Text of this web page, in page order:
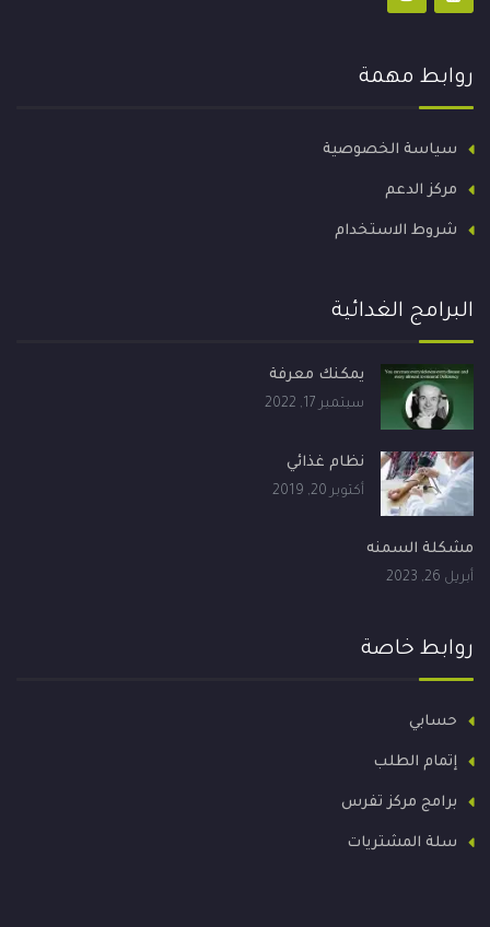
روابط مهمة
سياسة الخصوصية
مركز الدعم
شروط الاستخدام
البرامج الغدائية
يمكنك معرفة
سبتمبر 17, 2022
نظام غذائي
أكتوبر 20, 2019
مشكلة السمنه
أبريل 26, 2023
روابط خاصة
حسابي
إتمام الطلب
برامج مركز تفرس
سلة المشتريات